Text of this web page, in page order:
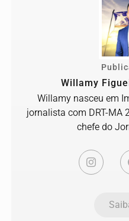
Willamy
Willamy nasceu em
jornalista com DRT-MA
chefe do